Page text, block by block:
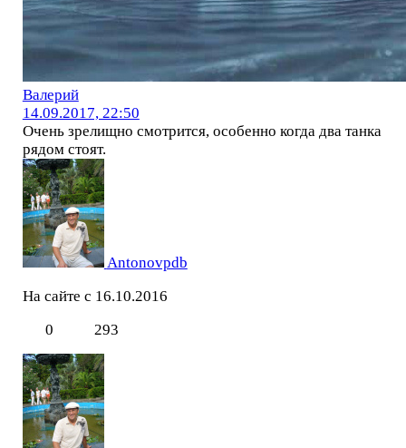
Валерий
14.09.2017, 22:50
Очень зрелищно смотрится, особенно когда два танка
рядом стоят.
Antonovpdb
На сайте с 16.10.2016
0
293